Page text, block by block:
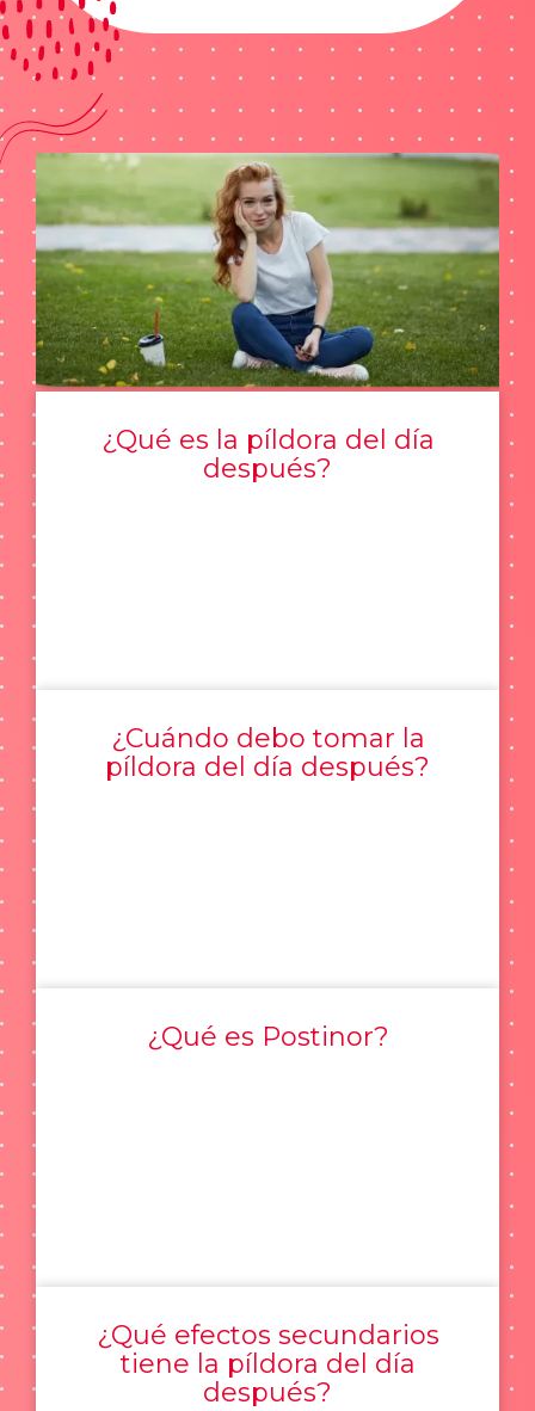
¿Qué es la píldora del día
después?
¿Cuándo debo tomar la
píldora del día después?
¿Qué es Postinor?
¿Qué efectos secundarios
tiene la píldora del día
después?